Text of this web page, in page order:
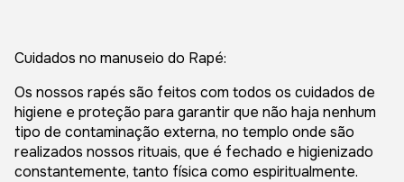
Cuidados no manuseio do Rapé:
Os nossos rapés são feitos com todos os cuidados de
higiene e proteção para garantir que não haja nenhum
tipo de contaminação externa, no templo onde são
realizados nossos rituais, que é fechado e higienizado
constantemente, tanto física como espiritualmente.